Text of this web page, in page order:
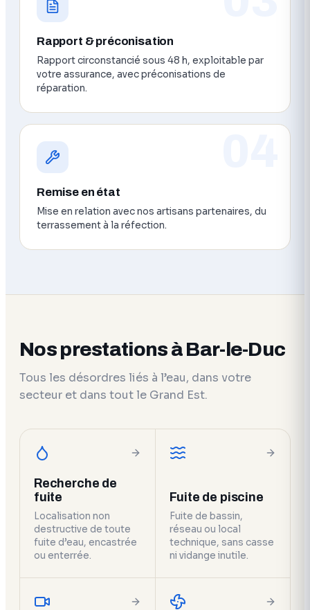
Rapport & préconisation
Rapport circonstancié sous 48 h, exploitable par
votre assurance, avec préconisations de
réparation.
Remise en état
Mise en relation avec nos artisans partenaires, du
terrassement à la réfection.
Nos prestations à Bar-le-Duc
Tous les désordres liés à l’eau, dans votre
secteur et dans tout le Grand Est.
Recherche de
fuite
Localisation non
destructive de toute
fuite d’eau, encastrée
ou enterrée.
Fuite de piscine
Fuite de bassin,
réseau ou local
technique, sans casse
ni vidange inutile.